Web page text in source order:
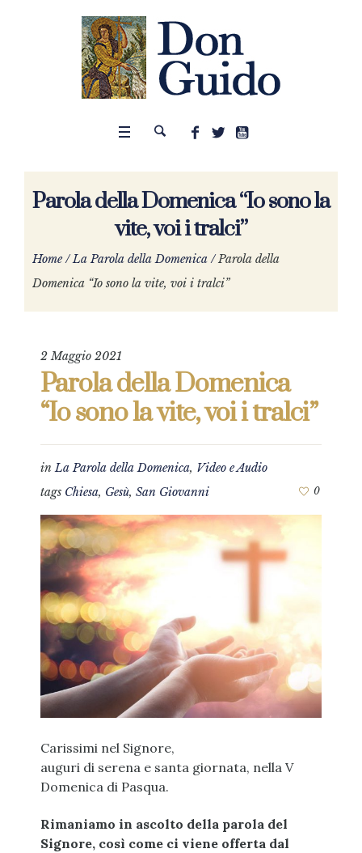
Parola della Domenica “Io sono la
vite, voi i tralci”
Home /La Parola della Domenica /Parola della
Domenica “Io sono la vite, voi i tralci”
2 Maggio 2021
Parola della Domenica
“Io sono la vite, voi i tralci”
inLa Parola della Domenica, Video e Audio
tags Chiesa, Gesù, San Giovanni 0
Carissimi nel Signore,
auguri di serena e santa giornata, nella V
Domenica di Pasqua.
Rimaniamo in ascolto della parola del
Signore, così come ci viene offerta dal